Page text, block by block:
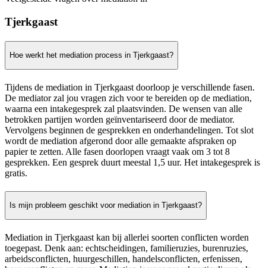
Tjerkgaast
Hoe werkt het mediation process in Tjerkgaast?
Tijdens de mediation in Tjerkgaast doorloop je verschillende fasen.
De mediator zal jou vragen zich voor te bereiden op de mediation,
waarna een intakegesprek zal plaatsvinden. De wensen van alle
betrokken partijen worden geïnventariseerd door de mediator.
Vervolgens beginnen de gesprekken en onderhandelingen. Tot slot
wordt de mediation afgerond door alle gemaakte afspraken op
papier te zetten. Alle fasen doorlopen vraagt vaak om 3 tot 8
gesprekken. Een gesprek duurt meestal 1,5 uur. Het intakegesprek is
gratis.
Is mijn probleem geschikt voor mediation in Tjerkgaast?
Mediation in Tjerkgaast kan bij allerlei soorten conflicten worden
toegepast. Denk aan: echtscheidingen, familieruzies, burenruzies,
arbeidsconflicten, huurgeschillen, handelsconflicten, erfenissen,